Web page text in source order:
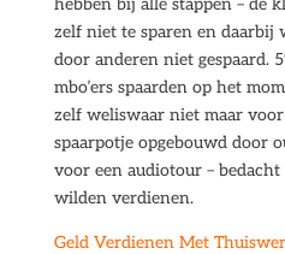
hebben bij alle stappen – de
zelf niet te sparen en daarbij
door anderen niet gespaard.
mbo’ers spaarden op het
zelf weliswaar niet maar
spaarpotje opgebouwd door
voor een audiotour – bedacht
wilden verdienen.
Geld Verdienen Met